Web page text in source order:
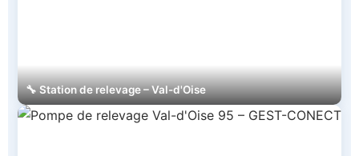
🔧 Station de relevage – Val-d'Oise